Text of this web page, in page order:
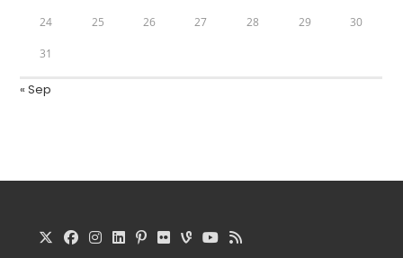
24 25 26 27 28 29 30
31
« Sep